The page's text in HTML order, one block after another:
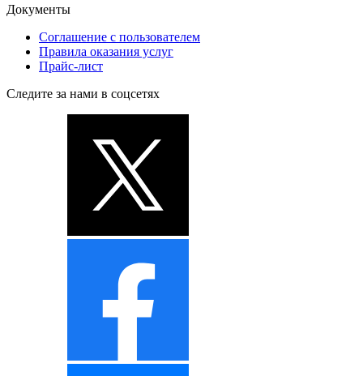
Документы
Соглашение с пользователем
Правила оказания услуг
Прайс-лист
Следите за нами в соцсетях